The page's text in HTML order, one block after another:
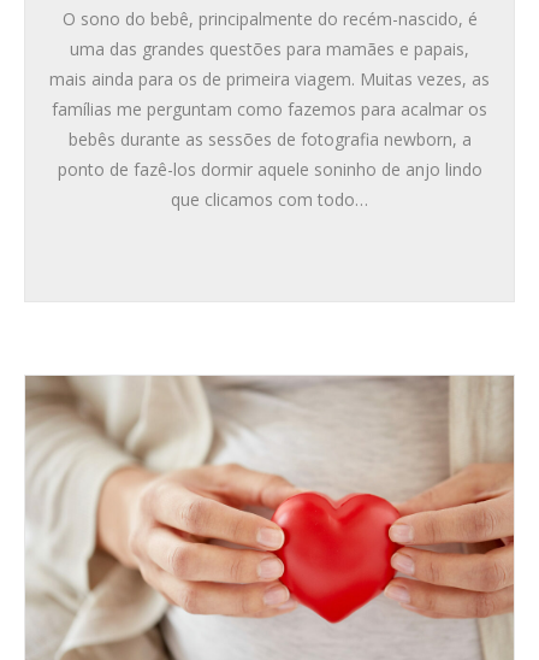
O sono do bebê, principalmente do recém-nascido, é
uma das grandes questões para mamães e papais,
mais ainda para os de primeira viagem. Muitas vezes, as
famílias me perguntam como fazemos para acalmar os
bebês durante as sessões de fotografia newborn, a
ponto de fazê-los dormir aquele soninho de anjo lindo
que clicamos com todo…